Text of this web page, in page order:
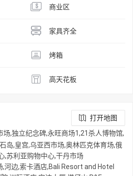
商业区
家具齐全
烤箱
高天花板
打开地图
场,独立纪念碑,永旺商场1,21杀人博物馆,
岛,皇宫,乌亚西市场,奥林匹克体育场,俄
,苏利亚购物中心,干丹市场
,河边,索卡酒店,Bali Resort and Hotel